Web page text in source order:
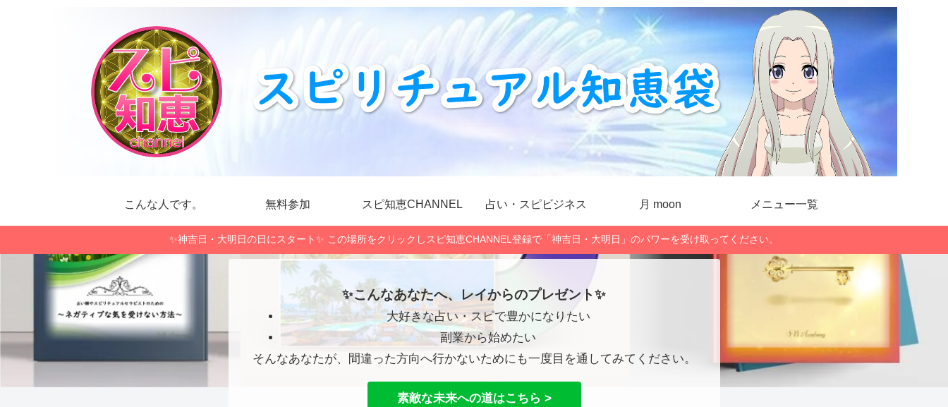
こんな人です。 無料参加 スピ知恵CHANNEL 占い・スピビジネス 月 moon メニュー一覧
✨神吉日・大明日の日にスタート✨ この場所をクリックしスピ知恵CHANNEL登録で「神吉日・大明日」のパワーを受け取ってください。
✨こんなあなたへ、レイからのプレゼント✨
大好きな占い・スピで豊かになりたい
副業から始めたい
そんなあなたが、間違った方向へ行かないためにも一度目を通してみてください。
素敵な未来への道はこちら >